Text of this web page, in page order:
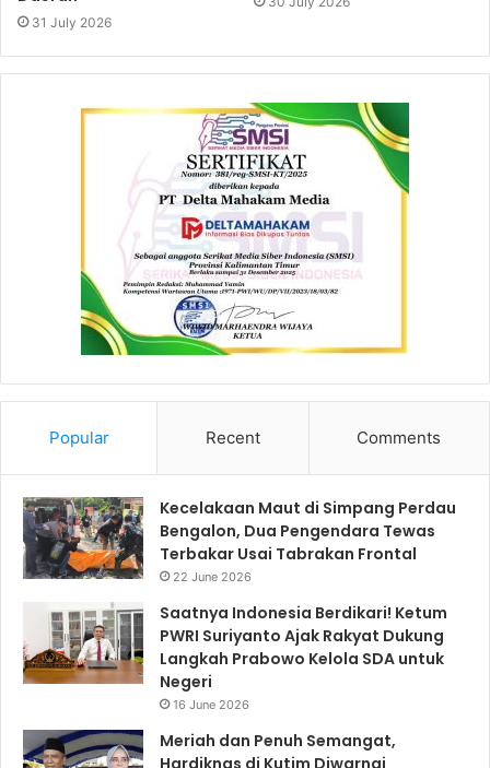
31 July 2026
Popular Recent Comments
Kecelakaan Maut di Simpang Perdau
Bengalon, Dua Pengendara Tewas
Terbakar Usai Tabrakan Frontal
22 June 2026
Saatnya Indonesia Berdikari! Ketum
PWRI Suriyanto Ajak Rakyat Dukung
Langkah Prabowo Kelola SDA untuk
Negeri
16 June 2026
Meriah dan Penuh Semangat,